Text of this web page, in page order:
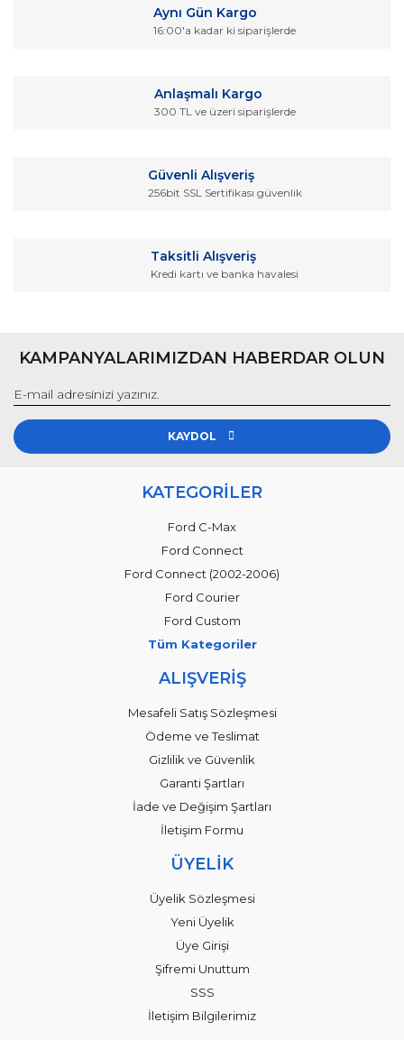
Görüş ve önerileriniz için teşekkür ederiz.
Ürün bilgilerinde hatalar bulunuyor.
Gönder
Aynı Gün Kargo
16:00'a kadar ki siparişlerde
Anlaşmalı Kargo
300 TL ve üzeri siparişlerde
Güvenli Alışveriş
256bit SSL Sertifikası güvenlik
Taksitli Alışveriş
Kredi kartı ve banka havalesi
KAMPANYALARIMIZDAN HABERDAR OLUN
KAYDOL
KATEGORİLER
Ford C-Max
Ford Connect
Ford Connect (2002-2006)
Ford Courier
Ford Custom
Tüm Kategoriler
ALIŞVERİŞ
Mesafeli Satış Sözleşmesi
Ödeme ve Teslimat
Gizlilik ve Güvenlik
Garanti Şartları
İade ve Değişim Şartları
İletişim Formu
ÜYELİK
Üyelik Sözleşmesi
Yeni Üyelik
Üye Girişi
Şifremi Unuttum
SSS
İletişim Bilgilerimiz